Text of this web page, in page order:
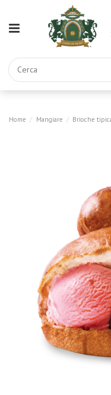
Home Mangiare Brioche